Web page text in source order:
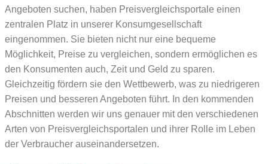
Angeboten suchen, haben Preisvergleichsportale einen
zentralen Platz in unserer Konsumgesellschaft
eingenommen. Sie bieten nicht nur eine bequeme
Möglichkeit, Preise zu vergleichen, sondern ermöglichen es
den Konsumenten auch, Zeit und Geld zu sparen.
Gleichzeitig fördern sie den Wettbewerb, was zu niedrigeren
Preisen und besseren Angeboten führt. In den kommenden
Abschnitten werden wir uns genauer mit den verschiedenen
Arten von Preisvergleichsportalen und ihrer Rolle im Leben
der Verbraucher auseinandersetzen.